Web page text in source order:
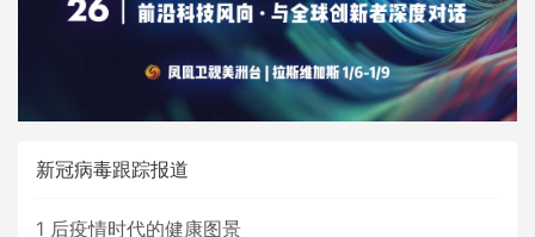
新冠病毒跟踪报道
1 后疫情时代的健康图景